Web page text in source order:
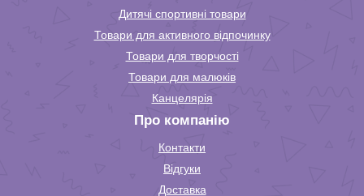
Дитячі спортивні товари
Товари для активного відпочинку
Товари для творчості
Товари для малюків
Канцелярія
Про компанію
Контакти
Відгуки
Доставка